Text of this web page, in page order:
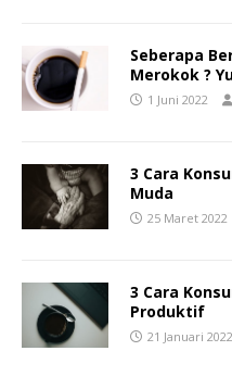
Seberapa
Merokok ?
1 Juni 2022
3 Cara
Muda
25 Maret 2022
3 Cara
Produktif
21 Januari 2022